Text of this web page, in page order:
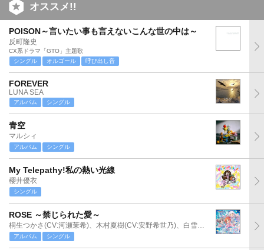
オススメ!!
POISON～言いたい事も言えないこんな世の中は～
反町隆史
CX系ドラマ「GTO」主題歌
シングル
オルゴール 呼び出し音
FOREVER
LUNA SEA
アルバム シングル
青空
マルシィ
アルバム シングル
My Telepathy!私の熱い光線
櫻井優衣
シングル
ROSE ～禁じられた愛～
桐生つかさ(CV:河瀬茉希)、木村夏樹(CV:安野希世乃)、白雪千夜(CV:関口理咲)
アルバム シングル